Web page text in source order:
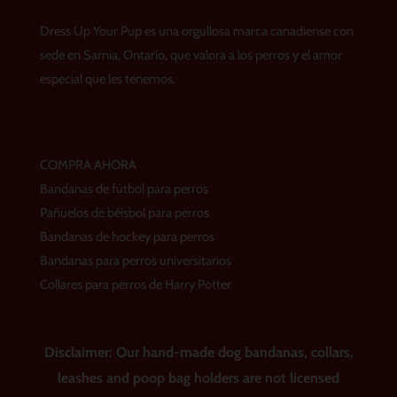
r
a
o
k
e
s
Dress Up Your Pup es una orgullosa marca canadiense con
sede en Sarnia, Ontario, que valora a los perros y el amor
especial que les tenemos.
COMPRA AHORA
Bandanas de fútbol para perros
Pañuelos de béisbol para perros
Bandanas de hockey para perros
Bandanas para perros universitarios
Collares para perros de Harry Potter
Disclaimer: Our hand-made dog bandanas, collars,
leashes and poop bag holders are not licensed